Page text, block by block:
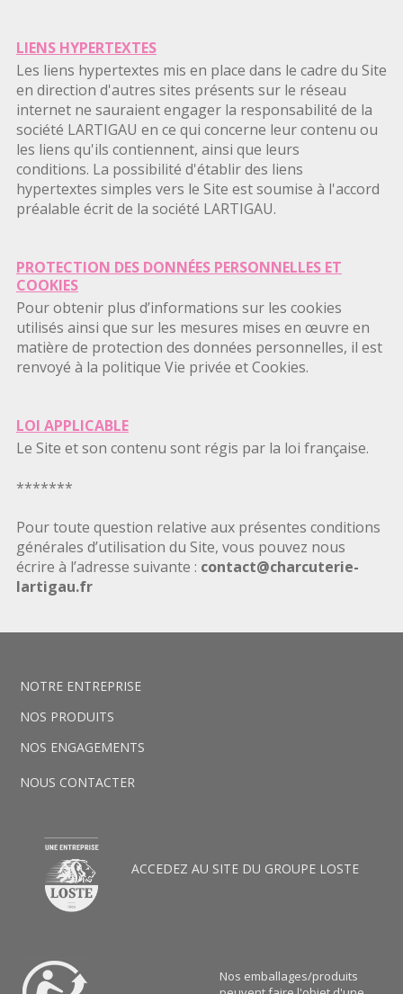
LIENS HYPERTEXTES
Les liens hypertextes mis en place dans le cadre du Site
en direction d'autres sites présents sur le réseau
internet ne sauraient engager la responsabilité de la
société LARTIGAU en ce qui concerne leur contenu ou
les liens qu'ils contiennent, ainsi que leurs
conditions. La possibilité d'établir des liens
hypertextes simples vers le Site est soumise à l'accord
préalable écrit de la société LARTIGAU.
PROTECTION DES DONNÉES PERSONNELLES ET
COOKIES
Pour obtenir plus d’informations sur les cookies
utilisés ainsi que sur les mesures mises en œuvre en
matière de protection des données personnelles, il est
renvoyé à la politique Vie privée et Cookies.
LOI APPLICABLE
Le Site et son contenu sont régis par la loi française.
*******
Pour toute question relative aux présentes conditions
générales d’utilisation du Site, vous pouvez nous
écrire à l’adresse suivante : contact@charcuterie-
lartigau.fr
Nos emballages/produits
NOTRE ENTREPRISE
NOS PRODUITS
NOS ENGAGEMENTS
NOUS CONTACTER
ACCEDEZ AU SITE DU GROUPE LOSTE